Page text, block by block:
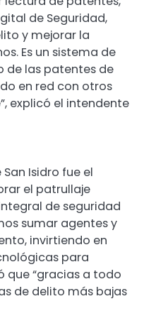
de Seguridad,
y mejorar la
Es un sistema de
de las patentes de
en red con otros
explicó el intendente
Isidro fue el
el patrullaje
de seguridad
sumar agentes y
invirtiendo en
para
que “gracias a todo
de delito más bajas